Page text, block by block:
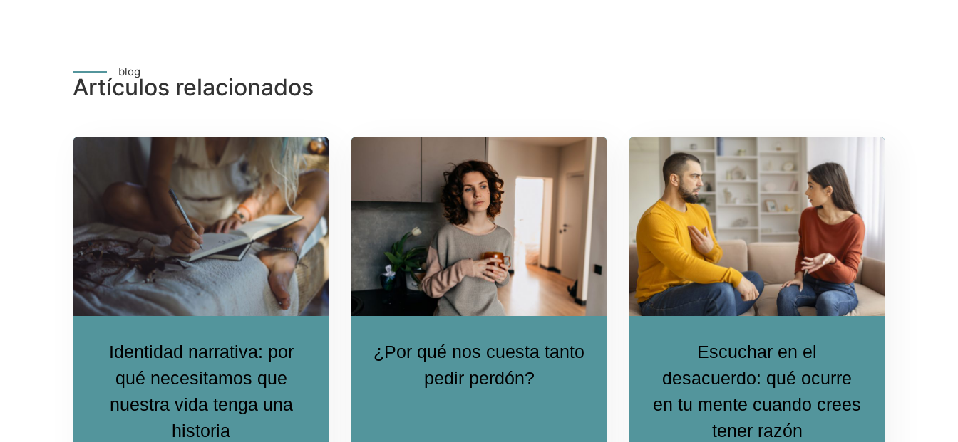
blog
Artículos relacionados
Identidad narrativa: por
qué necesitamos que
nuestra vida tenga una
historia
¿Por qué nos cuesta tanto
pedir perdón?
Escuchar en el
desacuerdo: qué ocurre
en tu mente cuando crees
tener razón